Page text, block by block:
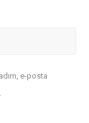
e-posta